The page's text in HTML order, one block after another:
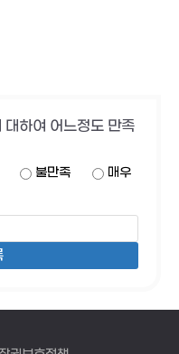
대하여 어느정도 만족
불만족
매우